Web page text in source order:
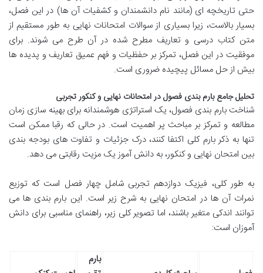
حتی تاریخچه ای (مانند نام دانشمندان و کشفیات آن ها) در این فصل،
بسیار بالاست، زیرا بسیاری از سوالات امتحانات نهایی به طور مستقیم از
متن کتاب درسی و تعاریف مطرح شده در آن طرح می شوند. برای
موفقیت در این فصل، تمرکز بر حفظیات و فهم عمیق تعاریف و پدیده ها
بیش از حل مسائل پیچیده ضروری است.
تحلیل جامع بارم بندی فصول در امتحانات نهایی و کنکور تجربی
شناخت بارم بندی فصول، یک استراتژی هوشمندانه برای بهینه سازی زمان
مطالعه و تمرکز بر مباحث پر اهمیت است. در حالی که رقبا ممکن است
تنها به ذکر بارم کلی اکتفا کنند، درک جزئیات و تفاوت های بودجه بندی
بین امتحان نهایی و کنکور، به دانش آموز یک مزیت رقابتی می دهد.
به طور کلی، فیزیک دوازدهم تجربی شامل چهار فصل است که توزیع
نمرات آن ها در امتحان نهایی به شرح زیر است. این بارم بندی ها می
توانند اندکی متغیر باشند، اما تصویر کلی زیر، راهنمای مناسبی برای دانش
آموزان است:
بارم